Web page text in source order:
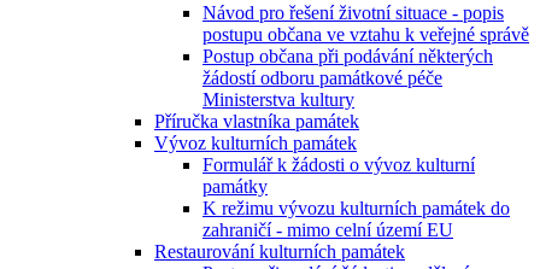
Návod pro řešení životní situace - popis
postupu občana ve vztahu k veřejné správě
Postup občana při podávání některých
žádostí odboru památkové péče
Ministerstva kultury
Příručka vlastníka památek
Vývoz kulturních památek
Formulář k žádosti o vývoz kulturní
památky
K režimu vývozu kulturních památek do
zahraničí - mimo celní území EU
Restaurování kulturních památek